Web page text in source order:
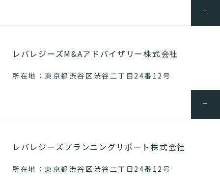
レバレジーズM&Aアドバイザリー株式会社
所在地：東京都渋谷区渋谷二丁目24番12号
レバレジーズプランニングサポート株式会社
所在地：東京都渋谷区渋谷二丁目24番12号